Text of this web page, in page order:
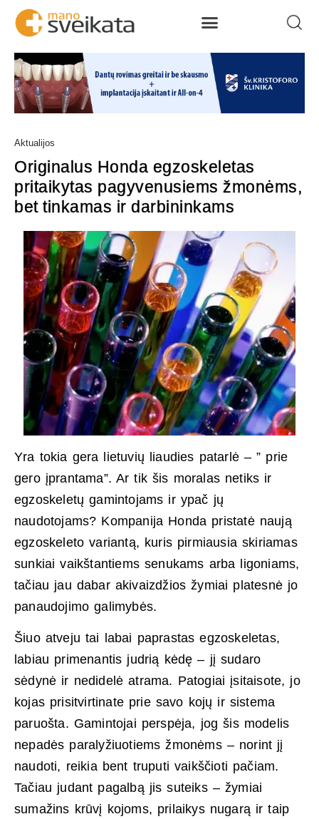
Aktualijos
Originalus Honda egzoskeletas
pritaikytas pagyvenusiems žmonėms,
bet tinkamas ir darbininkams
Yra tokia gera lietuvių liaudies patarlė – ” prie
gero įprantama”. Ar tik šis moralas netiks ir
egzoskeletų gamintojams ir ypač jų
naudotojams? Kompanija Honda pristatė naują
egzoskeleto variantą, kuris pirmiausia skiriamas
sunkiai vaikštantiems senukams arba ligoniams,
tačiau jau dabar akivaizdžios žymiai platesnė jo
panaudojimo galimybės.
Šiuo atveju tai labai paprastas egzoskeletas,
labiau primenantis judrią kėdę – jį sudaro
sėdynė ir nedidelė atrama. Patogiai įsitaisote, jo
kojas prisitvirtinate prie savo kojų ir sistema
paruošta. Gamintojai perspėja, jog šis modelis
nepadės paralyžiuotiems žmonėms – norint jį
naudoti, reikia bent truputi vaikščioti pačiam.
Tačiau judant pagalbą jis suteiks – žymiai
sumažins krūvį kojoms, prilaikys nugarą ir taip